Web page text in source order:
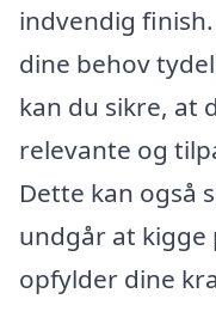
indvendig
dine behov
kan du sikre, at
relevante og
Dette kan også
undgår at kigge
opfylder dine